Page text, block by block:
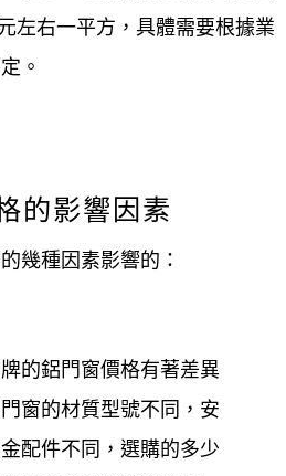
左右一平方，具體需要根據業
。
的影響因素
幾種因素影響的：
的鋁門窗價格有著差異
窗的材質型號不同，安
配件不同，選購的多少